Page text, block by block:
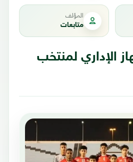
المؤلف
متابعات
الإداري لمنتخب